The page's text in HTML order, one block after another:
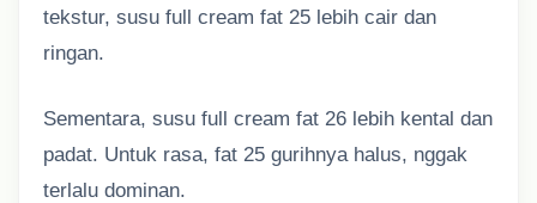
tekstur, susu full cream fat 25 lebih cair dan
ringan.
Sementara, susu full cream fat 26 lebih kental dan
padat. Untuk rasa, fat 25 gurihnya halus, nggak
terlalu dominan.